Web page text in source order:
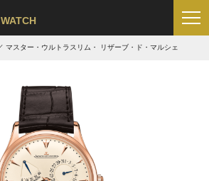
WATCH
マスター・ウルトラスリム・ リザーブ・ド・マルシェ